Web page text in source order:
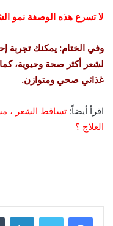
لا تسرع هذه الوصفة نمو
وفي الختام: يمكنك تجربة
لشعر أكثر صحة وحيوية،
غذائي صحي ومتوازن.
اقرأ أيضاً: تساقط الشعر ،
العلاج ؟
لينكدإن